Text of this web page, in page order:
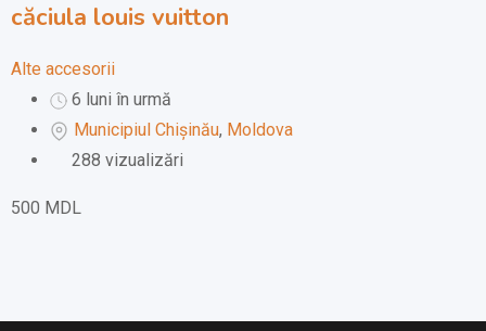
căciula louis vuitton
Alte accesorii
6 luni în urmă
Municipiul Chișinău, Moldova
288 vizualizări
500 MDL